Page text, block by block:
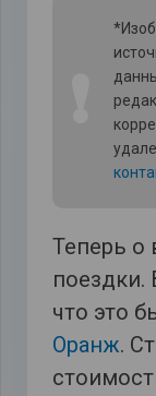
Теперь о
поездки.
что это
Оранж.